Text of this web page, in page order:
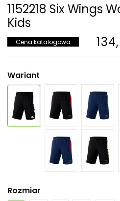
1152218 Six Wings
Kids
Cena katalogowa
Wariant
Rozmiar